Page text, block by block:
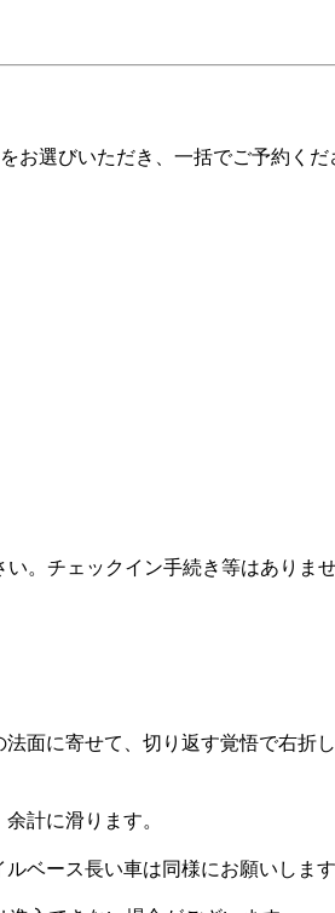
お選びいただき、一括でご予約くだ
。チェックイン手続き等はありませ
面に寄せて、切り返す覚悟で右折
計に滑ります。
ベース長い車は同様にお願いします